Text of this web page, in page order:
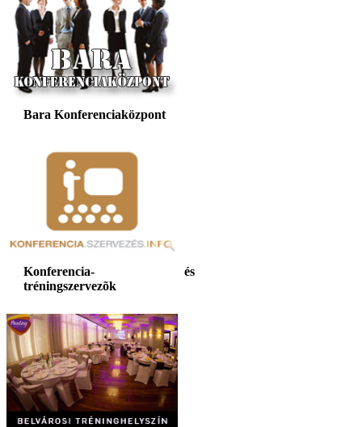
Bara Konferenciaközpont
Konferencia- és
tréningszervezõk